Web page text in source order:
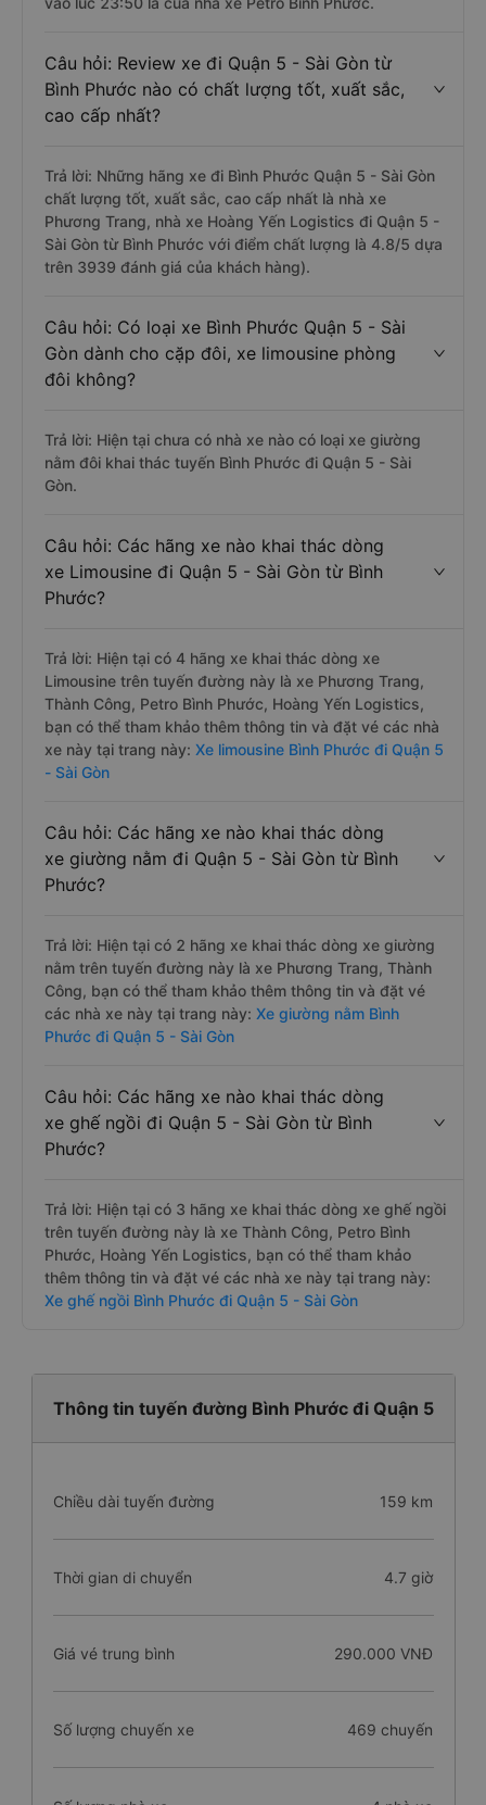
Câu hỏi: Review xe đi Quận 5 - Sài Gòn từ
Bình Phước nào có chất lượng tốt, xuất sắc,
cao cấp nhất?
Trả lời: Những hãng xe đi Bình Phước Quận 5 - Sài Gòn
chất lượng tốt, xuất sắc, cao cấp nhất là nhà xe
Phương Trang, nhà xe Hoàng Yến Logistics đi Quận 5 -
Sài Gòn từ Bình Phước với điểm chất lượng là 4.8/5 dựa
trên 3939 đánh giá của khách hàng).
Câu hỏi: Có loại xe Bình Phước Quận 5 - Sài
Gòn dành cho cặp đôi, xe limousine phòng
đôi không?
Trả lời: Hiện tại chưa có nhà xe nào có loại xe giường
nằm đôi khai thác tuyến Bình Phước đi Quận 5 - Sài
Gòn.
Câu hỏi: Các hãng xe nào khai thác dòng
xe Limousine đi Quận 5 - Sài Gòn từ Bình
Phước?
Trả lời: Hiện tại có 4 hãng xe khai thác dòng xe
Limousine trên tuyến đường này là xe Phương Trang,
Thành Công, Petro Bình Phước, Hoàng Yến Logistics,
bạn có thể tham khảo thêm thông tin và đặt vé các nhà
xe này tại trang này: Xe limousine Bình Phước đi Quận 5
- Sài Gòn
Câu hỏi: Các hãng xe nào khai thác dòng
xe giường nằm đi Quận 5 - Sài Gòn từ Bình
Phước?
Trả lời: Hiện tại có 2 hãng xe khai thác dòng xe giường
nằm trên tuyến đường này là xe Phương Trang, Thành
Công, bạn có thể tham khảo thêm thông tin và đặt vé
các nhà xe này tại trang này: Xe giường nằm Bình
Phước đi Quận 5 - Sài Gòn
Câu hỏi: Các hãng xe nào khai thác dòng
xe ghế ngồi đi Quận 5 - Sài Gòn từ Bình
Phước?
Trả lời: Hiện tại có 3 hãng xe khai thác dòng xe ghế ngồi
trên tuyến đường này là xe Thành Công, Petro Bình
Phước, Hoàng Yến Logistics, bạn có thể tham khảo
thêm thông tin và đặt vé các nhà xe này tại trang này:
Xe ghế ngồi Bình Phước đi Quận 5 - Sài Gòn
Thông tin tuyến đường Bình Phước đi Quận 5
Chiều dài tuyến đường 159 km
Thời gian di chuyển 4.7 giờ
Giá vé trung bình 290.000 VNĐ
Số lượng chuyến xe 469 chuyến